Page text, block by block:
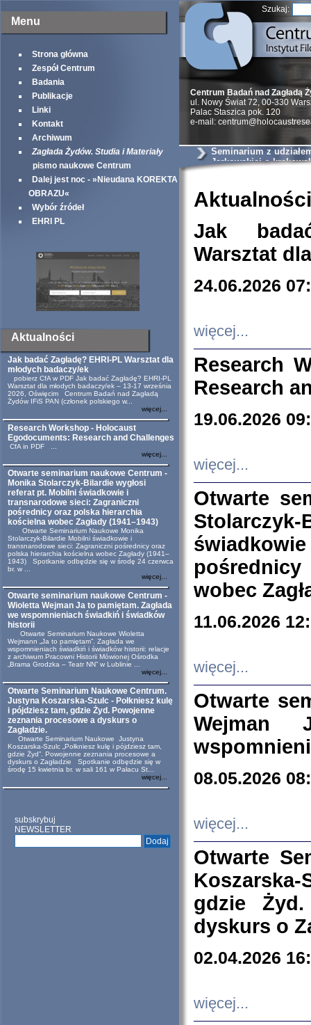
Menu
Strona główna
Zespół Centrum
Badania
Publikacje
Linki
Kontakt
Archiwum
Zagłada Żydów. Studia i Materiały
pismo naukowe Centrum
Dalej jest noc - »Nieudana KOREKTA
OBRAZU«
Wybór źródeł
EHRI PL
Aktualności
Jak badać Zagładę? EHRI-PL Warsztat dla
młodych badaczy/ek
pobierz CfA w PDF Jak badać Zagładę? EHRI-PL
Warsztat dla młodych badaczy/ek – 13-17 września
2026, Oświęcim Centrum Badań nad Zagładą
Żydów IFiS PAN (członek polskiego w...
więcej...
Research Workshop - Holocaust
Egodocuments: Research and Challenges
CfA in PDF ...
więcej...
Otwarte seminarium naukowe Centrum -
Monika Stolarczyk-Bilardie wygłosi
referat pt. Mobilni świadkowie i
transnarodowe sieci: Zagraniczni
pośrednicy oraz polska hierarchia
kościelna wobec Zagłady (1941–1943)
Otwarte Seminarium Naukowe Monika
Stolarczyk-Bilardie Mobilni świadkowie i
transnarodowe sieci: Zagraniczni pośrednicy oraz
polska hierarchia kościelna wobec Zagłady (1941–
1943) Spotkanie odbędzie się w środę 24 czerwca
br. w ...
więcej...
Otwarte seminarium naukowe Centrum -
Wioletta Wejman Ja to pamiętam. Zagłada
we wspomnieniach świadkiń i świadków
historii
Otwarte Seminarium Naukowe Wioletta
Wejmann „Ja to pamiętam”. Zagłada we
wspomnieniach świadkiń i świadków historii: relacje
z archiwum Pracowni Historii Mówionej Ośrodka
„Brama Grodzka – Teatr NN” w Lublinie ...
więcej...
Otwarte Seminarium Naukowe Centrum.
Justyna Koszarska-Szulc - Połkniesz kulę
i pójdziesz tam, gdzie Żyd. Powojenne
zeznania procesowe a dyskurs o
Zagładzie.
Otwarte Seminarium Naukowe Justyna
Koszarska-Szulc „Połkniesz kulę i pójdziesz tam,
gdzie Żyd”. Powojenne zeznania procesowe a
dyskurs o Zagładzie Spotkanie odbędzie się w
środę 15 kwietnia br. w sali 161 w Pałacu St...
więcej...
subskrybuj
NEWSLETTER
Szukaj:
Centrum Badań nad Zagładą
ul. Nowy Świat 72, 00-330
Palac Staszica pok. 120
e-mail:
Seminarium z
Jarkowskiej o
Aktualności
Jak
Warsztat
24.06.2026
więcej...
Research
Research
19.06.2026
więcej...
Otwarte
wobec
11.06.2026
więcej...
Otwarte
Wejman
08.05.2026
więcej...
Otwarte
Koszarska-
gdzie
dyskurs o
02.04.2026
więcej...